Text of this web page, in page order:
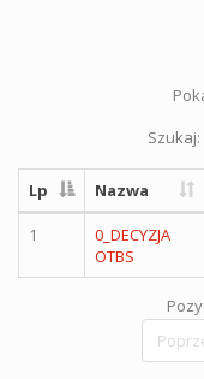
Szukaj:
Lp Nazwa
1
0_DECYZJA
OTBS